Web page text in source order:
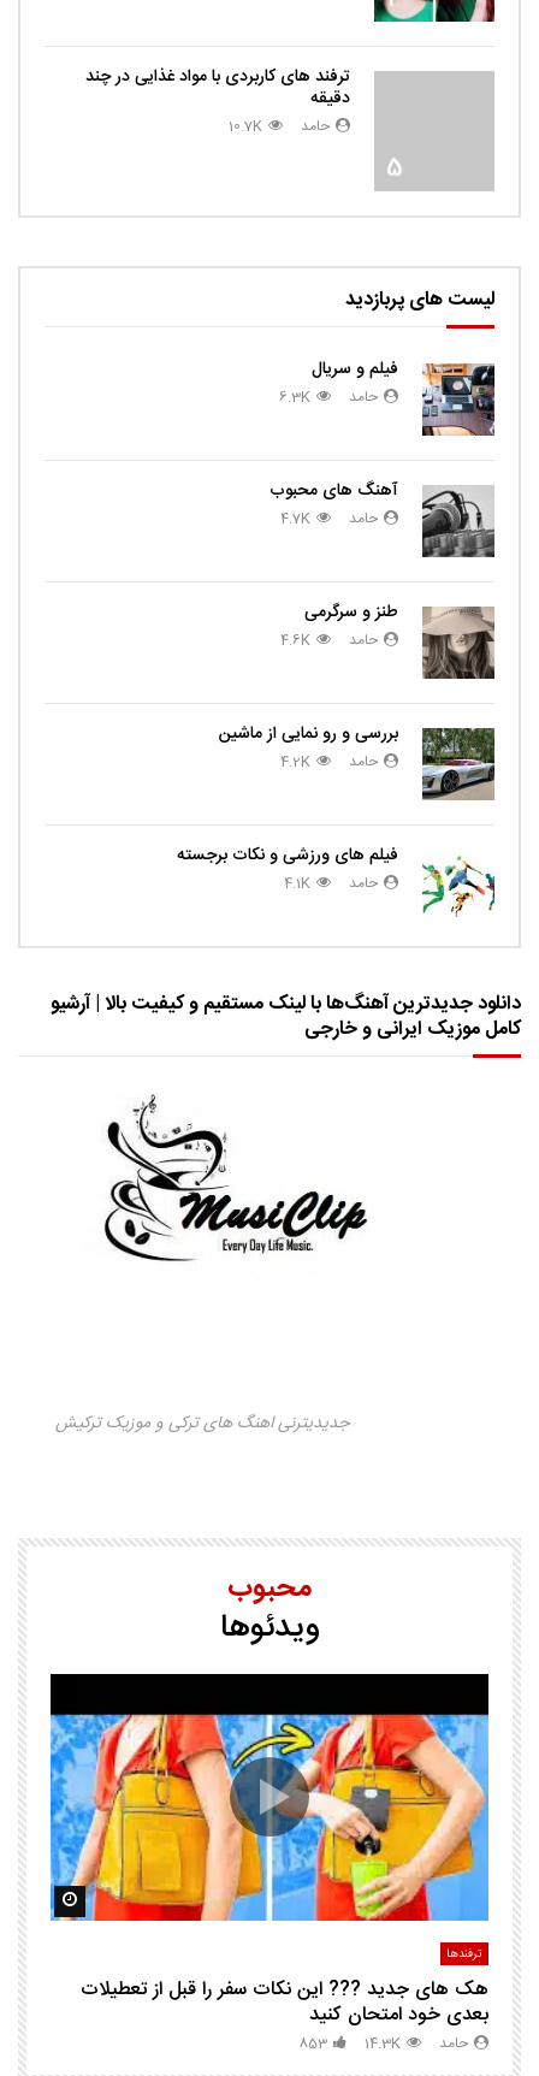
5
ترفند های کاربردی با مواد غذایی در چند
دقیقه
حامد 10.7K
لیست های پربازدید
فیلم و سریال
حامد 6.3K
آهنگ های محبوب
حامد 4.7K
طنز و سرگرمی
حامد 4.6K
بررسی و رو نمایی از ماشین
حامد 4.2K
فیلم های ورزشی و نکات برجسته
حامد 4.1K
دانلود جدیدترین آهنگ‌ها با لینک مستقیم و کیفیت بالا | آرشیو
کامل موزیک ایرانی و خارجی
جدیدیترنی اهنگ های ترکی و موزیک ترکیش
محبوب
ویدئوها
مشاهده
ترفندها
هک های جدید ??️? این نکات سفر را قبل از تعطیلات
بعدی خود امتحان کنید
حامد 14.3K
853
مشاهده بعدا